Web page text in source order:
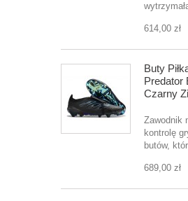
614,00 zł
Buty
Predator
Czarny
Zawodnik
kontrolę
butów,
689,00 zł